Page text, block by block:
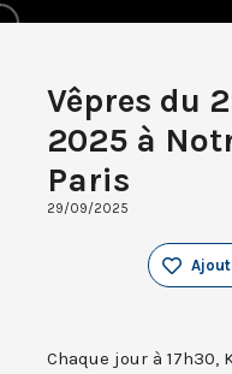
Vêpres du
2025 à
Paris
29/09/2025
Chaque jour à